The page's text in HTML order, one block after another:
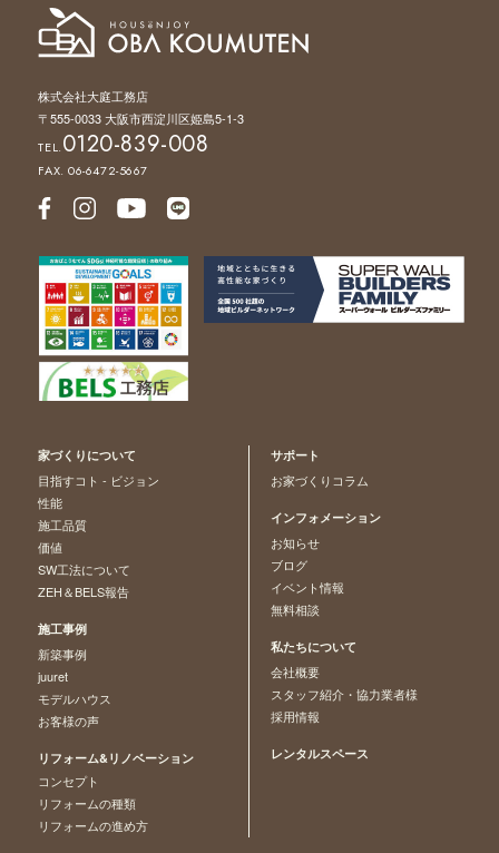
株式会社大庭工務店
〒555-0033 大阪市西淀川区姫島5-1-3
TEL.0120-839-008
FAX. 06-6472-5667
家づくりについて
目指すコト - ビジョン
性能
施工品質
価値
SW工法について
ZEH＆BELS報告
施工事例
新築事例
juuret
モデルハウス
お客様の声
リフォーム&リノベーション
コンセプト
リフォームの種類
リフォームの進め方
サポート
お家づくりコラム
インフォメーション
お知らせ
ブログ
イベント情報
無料相談
私たちについて
会社概要
スタッフ紹介・協力業者様
採用情報
レンタルスペース